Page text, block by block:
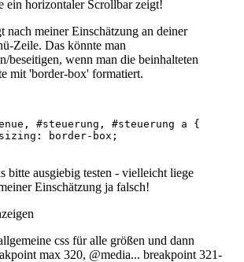
ein horizontaler Scrollbar zeigt!
nach meiner Einschätzung an deiner
Zeile. Das könnte man
beseitigen, wenn man die beinhalteten
mit 'border-box' formatiert.
bitte ausgiebig testen - vielleicht liege
Einschätzung ja falsch!
css für alle größen und dann
max 320, @media... breakpoint 321-